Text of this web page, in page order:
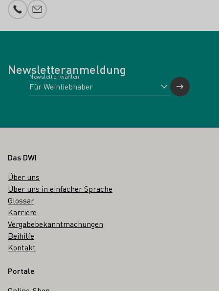
Telefonnummer
E-Mail-Adresse
Newsletteranmeldung
Newsletter wählen
Fußbereich
Das DWI
Über uns
Über uns in einfacher Sprache
Glossar
Karriere
Vergabebekanntmachungen
Beihilfe
Kontakt
Portale